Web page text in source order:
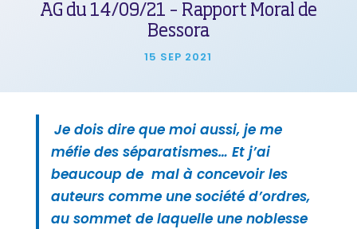
AG du 14/09/21 – Rapport Moral de
Bessora
15 SEP 2021
Je dois dire que moi aussi, je me
méfie des séparatismes… Et j’ai
beaucoup de mal à concevoir les
auteurs comme une société d’ordres,
au sommet de laquelle une noblesse